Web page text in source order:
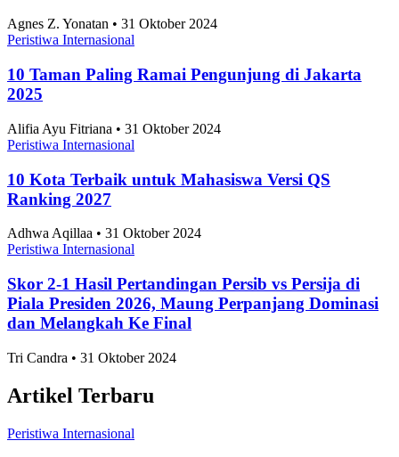
Agnes Z. Yonatan • 31 Oktober 2024
Peristiwa Internasional
10 Taman Paling Ramai Pengunjung di Jakarta
2025
Alifia Ayu Fitriana • 31 Oktober 2024
Peristiwa Internasional
10 Kota Terbaik untuk Mahasiswa Versi QS
Ranking 2027
Adhwa Aqillaa • 31 Oktober 2024
Peristiwa Internasional
Skor 2-1 Hasil Pertandingan Persib vs Persija di
Piala Presiden 2026, Maung Perpanjang Dominasi
dan Melangkah Ke Final
Tri Candra • 31 Oktober 2024
Artikel Terbaru
Peristiwa Internasional